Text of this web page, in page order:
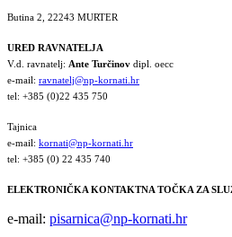
Butina 2, 22243 MURTER
URED RAVNATELJA
V.d. ravnatelj: Ante Turčinov dipl. oecc
e-mail: ravnatelj@np-kornati.hr
tel: +385 (0)22 435 750
Tajnica
e-mail: kornati@np-kornati.hr
tel: +385 (0) 22 435 740
ELEKTRONIČKA KONTAKTNA TOČKA ZA
e-mail: pisarnica@np-kornati.hr